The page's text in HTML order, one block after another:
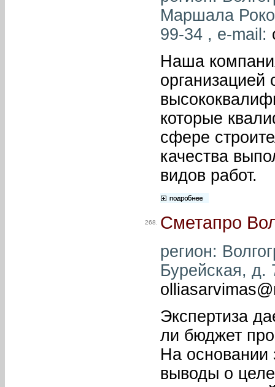
Маршала
99-34 , e-mail:
Наша
организацией
которые
сфере
качества
видов работ.
268. Сметапро
регион:
Бурейская, д.
Экспертиза
ли бюджет
На основании
выводы о